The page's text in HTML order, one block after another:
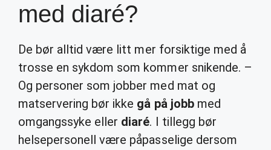
med diaré?
De bør alltid være litt mer forsiktige med å
trosse en sykdom som kommer snikende. –
Og personer som jobber med mat og
matservering bør ikke gå på jobbmed
omgangssyke eller diaré. I tillegg bør
helsepersonell være påpasselige dersom